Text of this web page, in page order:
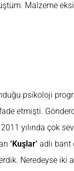
Malzeme
psikoloji
etmişti.
yılında çok
‘Kuşlar’ adlı
Neredeyse iki